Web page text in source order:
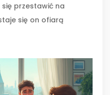
przestawić na
się on ofiarą